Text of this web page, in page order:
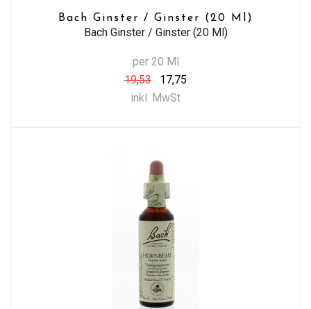
Bach Ginster / Ginster (20 Ml)
Bach Ginster / Ginster (20 Ml)
per 20 Ml
19,53
17,75
inkl. MwSt